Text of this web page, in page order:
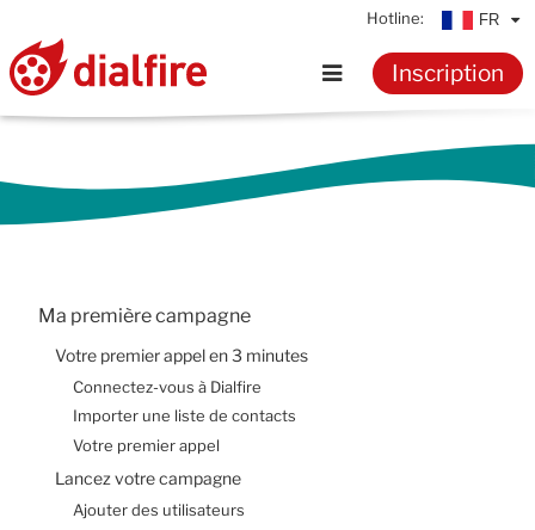
Hotline: FR
Fonctionnalités
Ressources
Connaissances
Documentation
Inscription
Ma première campagne
Votre premier appel en 3 minutes
Connectez-vous à Dialfire
Importer une liste de contacts
Votre premier appel
Lancez votre campagne
Ajouter des utilisateurs